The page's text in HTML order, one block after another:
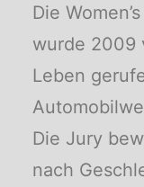
Die
wurde 2009
Leben
Die Jury
nach